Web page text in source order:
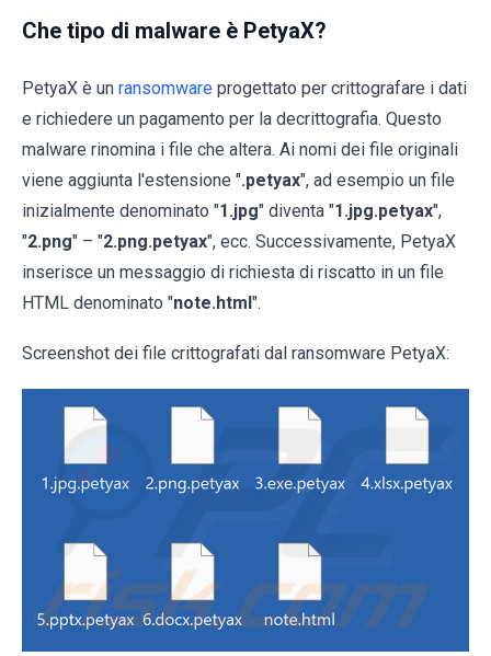
Che tipo di malware è PetyaX?
PetyaX è un ransomware progettato per crittografare i dati
e richiedere un pagamento per la decrittografia. Questo
malware rinomina i file che altera. Ai nomi dei file originali
viene aggiunta l'estensione ".petyax", ad esempio un file
inizialmente denominato "1.jpg" diventa "1.jpg.petyax",
"2.png" – "2.png.petyax", ecc. Successivamente, PetyaX
inserisce un messaggio di richiesta di riscatto in un file
HTML denominato "note.html".
Screenshot dei file crittografati dal ransomware PetyaX: